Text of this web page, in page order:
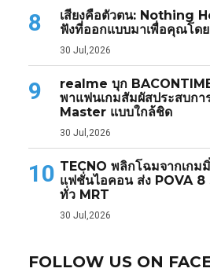
8
เสียงคือตัวตน: Nothing
ฟังที่ออกแบบมาเพื่อคุณโดย
30 Jul,2026
9
realme บุก
พาแฟนเกมสัมผัสประสบก
Master แบบใกล้ชิด
30 Jul,2026
10 TECNO พลิกโฉมจากเกม
แฟชั่นไอคอน ส่ง POVA
ทั่ว MRT
30 Jul,2026
FOLLOW US ON